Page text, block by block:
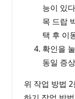
능이 있
목 드랍
택 후 이
확인을
동일 증
위 작업 방법